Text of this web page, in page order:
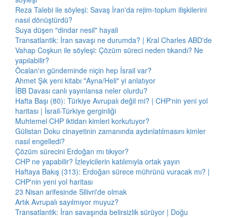
Reza Talebi ile söyleşi: Savaş İran'da rejim-toplum ilişkilerini
nasıl dönüştürdü?
Suya düşen "dindar nesil" hayali
Transatlantik: İran savaşı ne durumda? | Kral Charles ABD'de
Vahap Coşkun ile söyleşi: Çözüm süreci neden tıkandı? Ne
yapılabilir?
Öcalan'ın gündeminde niçin hep İsrail var?
Ahmet Şık yeni kitabı "Ayna/Heli" yi anlatıyor
İBB Davası canlı yayınlansa neler olurdu?
Hafta Başı (80): Türkiye Avrupalı değil mi? | CHP'nin yeni yol
haritası | İsrail-Türkiye gerginliği
Muhtemel CHP iktidarı kimleri korkutuyor?
Gülistan Doku cinayetinin zamanında aydınlatılmasını kimler
nasıl engelledi?
Çözüm sürecini Erdoğan mı tıkıyor?
CHP ne yapabilir? İzleyicilerin katılımıyla ortak yayın
Haftaya Bakış (313): Erdoğan sürece mührünü vuracak mı? |
CHP'nin yeni yol haritası
23 Nisan arifesinde Silivri'de olmak
Artık Avrupalı sayılmıyor muyuz?
Transatlantik: İran savaşında belirsizlik sürüyor | Doğu